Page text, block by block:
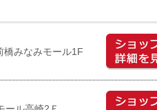
橋みなみモール1F